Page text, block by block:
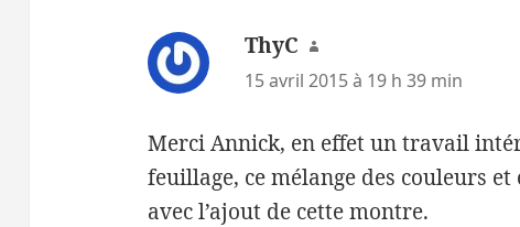
ThyC dit :
15 avril 2015 à 19 h 39 min
Merci Annick, en effet un travail
feuillage, ce mélange des couleurs
avec l’ajout de cette montre.